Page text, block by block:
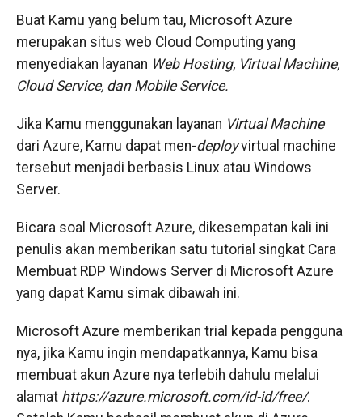
Buat Kamu yang belum tau, Microsoft Azure
merupakan situs web Cloud Computing yang
menyediakan layanan Web Hosting, Virtual Machine,
Cloud Service, dan Mobile Service.
Jika Kamu menggunakan layanan Virtual Machine
dari Azure, Kamu dapat men-deployvirtual machine
tersebut menjadi berbasis Linux atau Windows
Server.
Bicara soal Microsoft Azure, dikesempatan kali ini
penulis akan memberikan satu tutorial singkat Cara
Membuat RDP Windows Server di Microsoft Azure
yang dapat Kamu simak dibawah ini.
Microsoft Azure memberikan trial kepada pengguna
nya, jika Kamu ingin mendapatkannya, Kamu bisa
membuat akun Azure nya terlebih dahulu melalui
alamat https://azure.microsoft.com/id-id/free/.